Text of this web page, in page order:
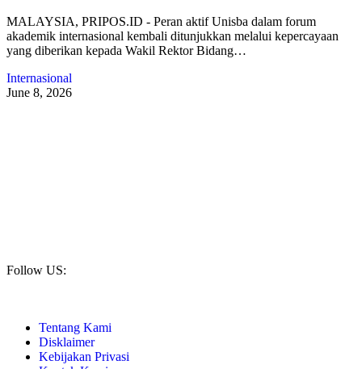
MALAYSIA, PRIPOS.ID - Peran aktif Unisba dalam forum
akademik internasional kembali ditunjukkan melalui kepercayaan
yang diberikan kepada Wakil Rektor Bidang…
Internasional
June 8, 2026
Follow US:
Tentang Kami
Disklaimer
Kebijakan Privasi